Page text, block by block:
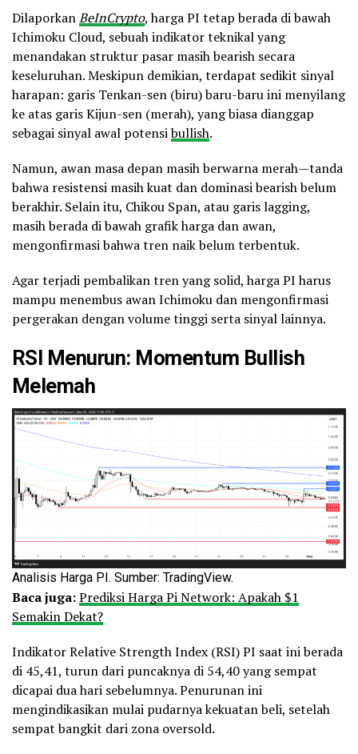
DilaporkanBeInCrypto, harga PI tetap berada di bawah
Ichimoku Cloud, sebuah indikator teknikal yang
menandakan struktur pasar masih bearish secara
keseluruhan. Meskipun demikian, terdapat sedikit sinyal
harapan: garis Tenkan-sen (biru) baru-baru ini menyilang
ke atas garis Kijun-sen (merah), yang biasa dianggap
sebagai sinyal awal potensibullish.
Namun, awan masa depan masih berwarna merah—tanda
bahwa resistensi masih kuat dan dominasi bearish belum
berakhir. Selain itu, Chikou Span, atau garis lagging,
masih berada di bawah grafik harga dan awan,
mengonfirmasi bahwa tren naik belum terbentuk.
Agar terjadi pembalikan tren yang solid, harga PI harus
mampu menembus awan Ichimoku dan mengonfirmasi
pergerakan dengan volume tinggi serta sinyal lainnya.
RSI Menurun: Momentum Bullish
Melemah
Analisis Harga PI. Sumber: TradingView.
Baca juga:Prediksi Harga Pi Network: Apakah $1
Semakin Dekat?
Indikator Relative Strength Index (RSI) PI saat ini berada
di 45,41, turun dari puncaknya di 54,40 yang sempat
dicapai dua hari sebelumnya. Penurunan ini
mengindikasikan mulai pudarnya kekuatan beli, setelah
sempat bangkit dari zona oversold.